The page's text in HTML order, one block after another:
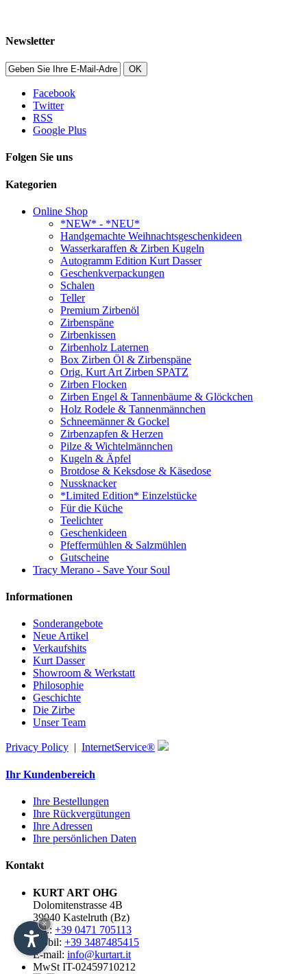
Newsletter
OK
Facebook
Twitter
RSS
Google Plus
Folgen Sie uns
Kategorien
Online Shop
*NEW* - *NEU*
Handgemachte Weihnachtsgeschenkideen
Wasserkaraffen & Zirben Kugeln
Autogramm Edition Kurt Dasser
Geschenkverpackungen
Schalen
Teller
Premium Zirbenöl
Zirbenspäne
Zirbenkissen
Zirbenholz Laternen
Box Zirben Öl & Zirbenspäne
Orig. Kurt Art Zirben SPATZ
Zirben Flocken
Zirben Engel & Tannenbäume & Glöckchen
Holz Rodele & Tannenmännchen
Schneemänner & Gockel
Zirbenzapfen & Herzen
Pilze & Wichtelmännchen
Kugeln & Äpfel
Brotdose & Keksdose & Käsedose
Nussknacker
*Limited Edition* Einzelstücke
Für die Küche
Teelichter
Geschenkideen
Pfeffermühlen & Salzmühlen
Gutscheine
Tracy Merano - Save Your Soul
Informationen
Sonderangebote
Neue Artikel
Verkaufshits
Kurt Dasser
Showroom & Werkstatt
Philosophie
Geschichte
Die Zirbe
Unser Team
Privacy Policy InternetService®
Ihr Kundenbereich
Ihre Bestellungen
Ihre Rückvergütungen
Ihre Adressen
Ihre persönlichen Daten
Kontakt
KURT ART OHG
Dolomitenstrasse 4B
39040 Kastelruth (Bz)
Tel.: +39 0471 705113
Mobil: +39 3487485415
E-mail: info@kurtart.it
MwSt IT-02459710212
×